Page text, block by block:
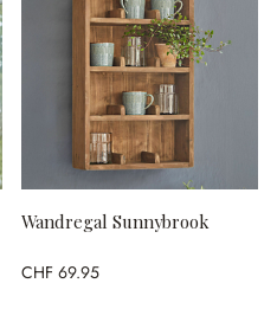
Wandregal Sunnybrook
CHF 69.95